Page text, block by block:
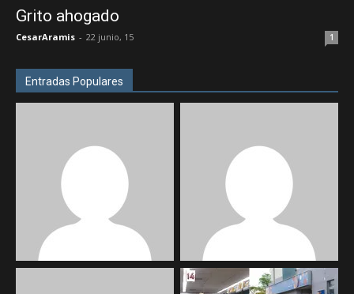
Grito ahogado
CesarAramis - 22 junio, 15 1
Entradas Populares